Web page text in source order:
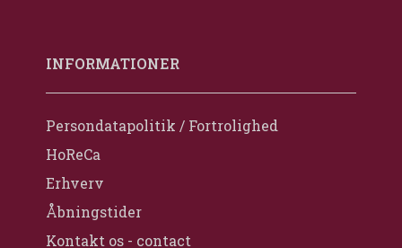
INFORMATIONER
Persondatapolitik / Fortrolighed
HoReCa
Erhverv
Åbningstider
Kontakt os - contact